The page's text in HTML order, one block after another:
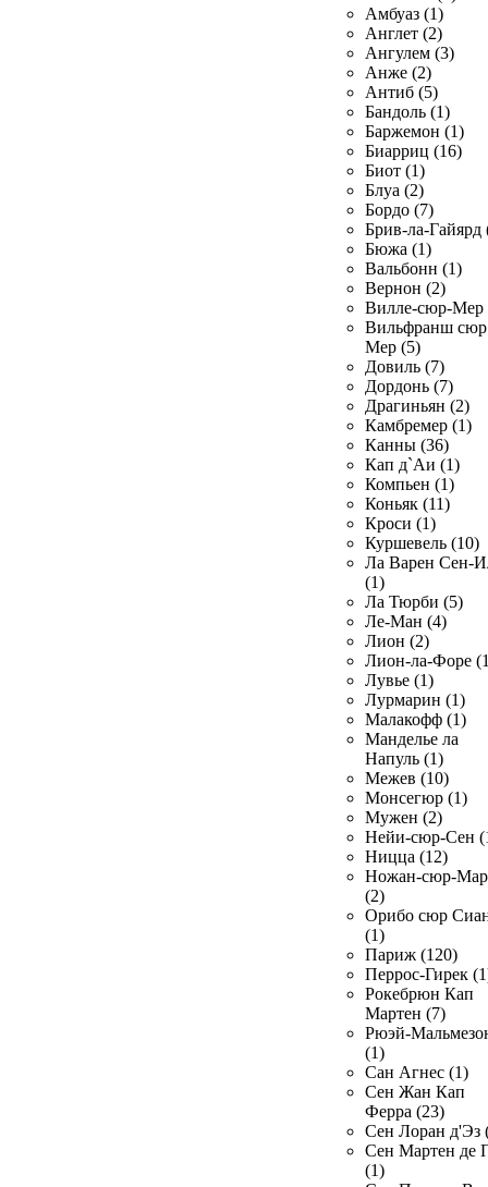
Амбуаз (1)
Англет (2)
Ангулем (3)
Анже (2)
Антиб (5)
Бандоль (1)
Баржемон (1)
Биарриц (16)
Биот (1)
Блуа (2)
Бордо (7)
Брив-ла-Гайярд
Бюжа (1)
Вальбонн (1)
Вернон (2)
Вилле-сюр-Мер
Вильфранш сюр
Мер (5)
Довиль (7)
Дордонь (7)
Драгиньян (2)
Камбремер (1)
Канны (36)
Кап д`Аи (1)
Компьен (1)
Коньяк (11)
Кроси (1)
Куршевель (10)
Ла Варен Сен-
(1)
Ла Тюрби (5)
Ле-Ман (4)
Лион (2)
Лион-ла-Форе
Лувье (1)
Лурмарин (1)
Малакофф (1)
Манделье ла
Напуль (1)
Межев (10)
Монсегюр (1)
Мужен (2)
Нейи-сюр-Сен
Ницца (12)
Ножан-сюр-
(2)
Орибо сюр
(1)
Париж (120)
Перрос-Гирек
Рокебрюн Кап
Мартен (7)
Рюэй-
(1)
Сан Агнес (1)
Сен Жан Кап
Ферра (23)
Сен Лоран д'Эз
Сен Мартен де
(1)